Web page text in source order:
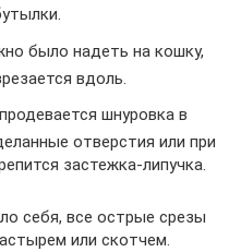
было надеть на кошку,
вдоль.
шнуровка в
отверстия или при
застежка-липучка.
себя, все острые срезы
или скотчем.